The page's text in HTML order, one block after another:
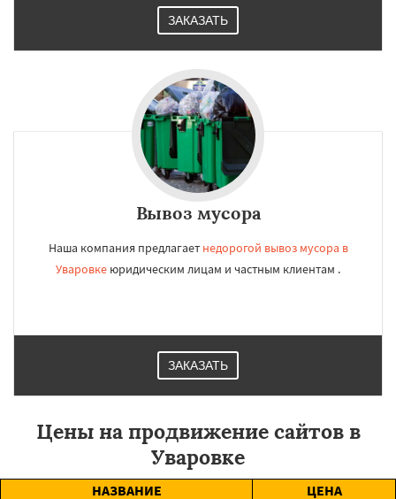
ЗАКАЗАТЬ
Вывоз мусора
Наша компания предлагает недорогой вывоз мусора в
Уваровке юридическим лицам и частным клиентам .
ЗАКАЗАТЬ
Цены на продвижение сайтов в
Уваровке
НАЗВАНИЕ
ЦЕНА